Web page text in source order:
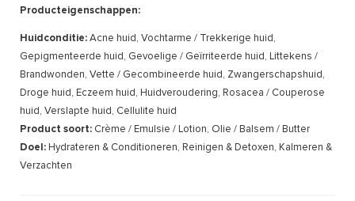
Producteigenschappen:
Huidconditie: Acne huid, Vochtarme / Trekkerige huid,
Gepigmenteerde huid, Gevoelige / Geïrriteerde huid, Littekens /
Brandwonden, Vette / Gecombineerde huid, Zwangerschapshuid,
Droge huid, Eczeem huid, Huidveroudering, Rosacea / Couperose
huid, Verslapte huid, Cellulite huid
Product soort: Crème / Emulsie / Lotion, Olie / Balsem / Butter
Doel: Hydrateren & Conditioneren, Reinigen & Detoxen, Kalmeren &
Verzachten